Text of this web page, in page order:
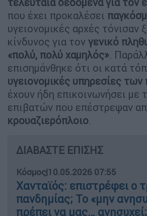
που έχει προκαλέσει
υγειονομικές αρχές τόνισαν
κίνδυνος για τον γενικό
«πολύ, πολύ χαμηλός».
επισημάνθηκε ότι οι κατά
υγειονομικές υπηρεσίες των
έχουν ήδη επικοινωνήσει με
επιβατών που επέστρεψαν
κρουαζιερόπλοιο.
ΔΙΑΒΑΣΤΕ ΕΠΙΣΗΣ
Κόσμος|10.05.2026 07:55
Χανταϊός: επιστρέφει ο
πανδημίας; Το «μην
πρέπει να μας…